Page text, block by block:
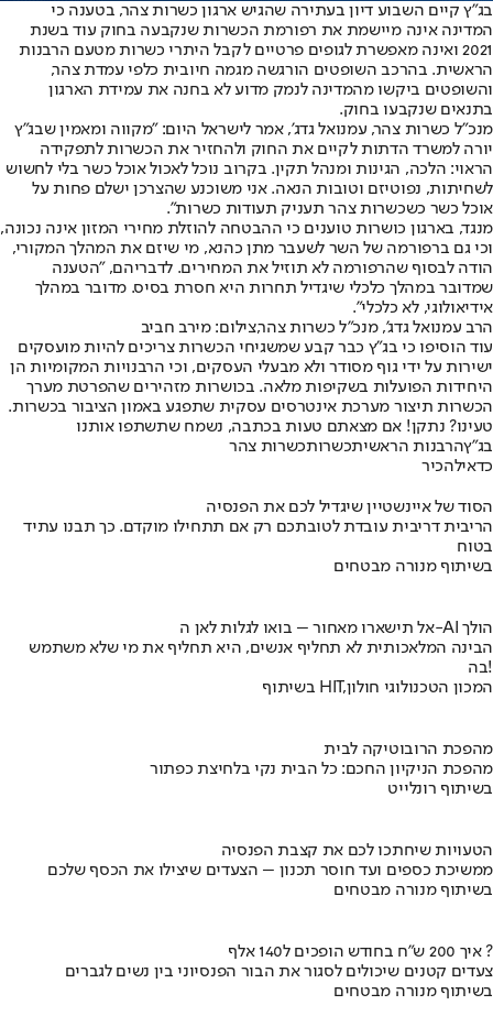
בג"ץ קיים השבוע דיון בעתירה שהגיש ארגון כשרות צהר, בטענה כי
המדינה אינה מיישמת את רפורמת הכשרות שנקבעה בחוק עוד בשנת
2021 ואינה מאפשרת לגופים פרטיים לקבל היתרי כשרות מטעם הרבנות
הראשית. בהרכב השופטים הורגשה מגמה חיובית כלפי עמדת צהר,
והשופטים ביקשו מהמדינה לנמק מדוע לא בחנה את עמידת הארגון
בתנאים שנקבעו בחוק.
מנכ"ל כשרות צהר, עמנואל גדג', אמר לישראל היום: "מקווה ומאמין שבג"ץ
יורה למשרד הדתות לקיים את החוק ולהחזיר את הכשרות לתפקידה
הראוי: הלכה, הגינות ומנהל תקין. בקרוב נוכל לאכול אוכל כשר בלי לחשוש
לשחיתות, נפוטיזם וטובות הנאה. אני משוכנע שהצרכן ישלם פחות על
אוכל כשר כשכשרות צהר תעניק תעודות כשרות".
מנגד, בארגון כושרות טוענים כי ההבטחה להוזלת מחירי המזון אינה נכונה,
וכי גם ברפורמה של השר לשעבר מתן כהנא, מי שיזם את המהלך המקורי,
הודה לבסוף שהרפורמה לא תוזיל את המחירים. לדבריהם, "הטענה
שמדובר במהלך כלכלי שיגדיל תחרות היא חסרת בסיס. מדובר במהלך
אידיאולוגי, לא כלכלי".
הרב עמנואל גדג', מנכ"ל כשרות צהר,צילום: מירב חביב
עוד הוסיפו כי בג"ץ כבר קבע שמשגיחי הכשרות צריכים להיות מועסקים
ישירות על ידי גוף מסודר ולא מבעלי העסקים, וכי הרבנויות המקומיות הן
היחידות הפועלות בשקיפות מלאה. בכושרות מזהירים שהפרטת מערך
הכשרות תיצור מערכת אינטרסים עסקית שתפגע באמון הציבור בכשרות.
טעינו? נתקן! אם מצאתם טעות בכתבה, נשמח שתשתפו אותנו
בג"ץהרבנות הראשיתכשרותכשרות צהר
כדאילהכיר
הסוד של איינשטיין שיגדיל לכם את הפנסיה
הריבית דריבית עובדת לטובתכם רק אם תתחילו מוקדם. כך תבנו עתיד
בטוח
בשיתוף מנורה מבטחים
אל תישארו מאחור – בואו לגלות לאן ה-AI הולך
הבינה המלאכותית לא תחליף אנשים, היא תחליף את מי שלא משתמש
בה!
בשיתוף HIT,המכון הטכנולוגי חולון
מהפכת הרובוטיקה לבית
מהפכת הניקיון החכם: כל הבית נקי בלחיצת כפתור
בשיתוף רונלייט
הטעויות שיחתכו לכם את קצבת הפנסיה
ממשיכת כספים ועד חוסר תכנון – הצעדים שיצילו את הכסף שלכם
בשיתוף מנורה מבטחים
איך 200 ש"ח בחודש הופכים ל140 אלף ?
צעדים קטנים שיכולים לסגור את הבור הפנסיוני בין נשים לגברים
בשיתוף מנורה מבטחים